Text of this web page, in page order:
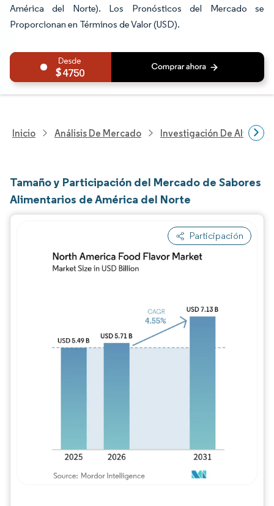
América del Norte). Los Pronósticos del Mercado se
Proporcionan en Términos de Valor (USD).
4750
Inicio Análisis De Mercado Investigación De
Tamaño y Participación del Mercado de Sabores
Alimentarios de América del Norte
Participación